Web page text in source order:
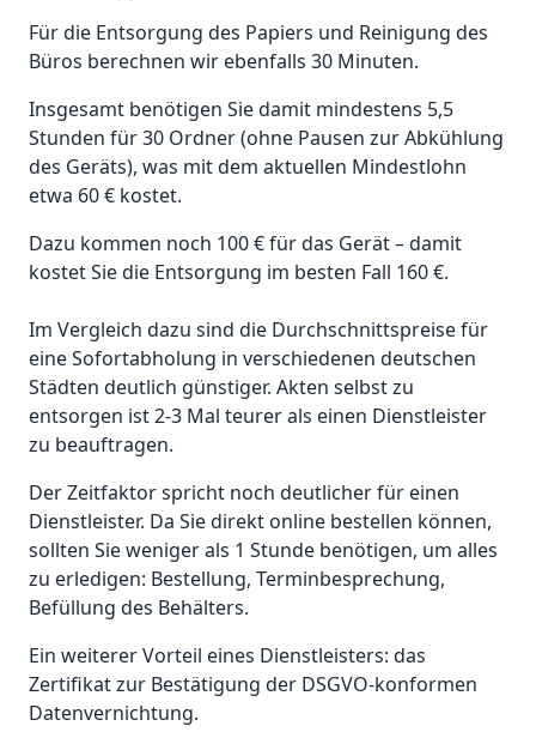
Für die Entsorgung des Papiers und Reinigung des
Büros berechnen wir ebenfalls 30 Minuten.
Insgesamt benötigen Sie damit mindestens 5,5
Stunden für 30 Ordner (ohne Pausen zur Abkühlung
des Geräts), was mit dem aktuellen Mindestlohn
etwa 60 € kostet.
Dazu kommen noch 100 € für das Gerät – damit
kostet Sie die Entsorgung im besten Fall 160 €.
Im Vergleich dazu sind die Durchschnittspreise für
eine Sofortabholung in verschiedenen deutschen
Städten deutlich günstiger. Akten selbst zu
entsorgen ist 2-3 Mal teurer als einen Dienstleister
zu beauftragen.
Der Zeitfaktor spricht noch deutlicher für einen
Dienstleister. Da Sie direkt online bestellen können,
sollten Sie weniger als 1 Stunde benötigen, um alles
zu erledigen: Bestellung, Terminbesprechung,
Befüllung des Behälters.
Ein weiterer Vorteil eines Dienstleisters: das
Zertifikat zur Bestätigung der DSGVO-konformen
Datenvernichtung.